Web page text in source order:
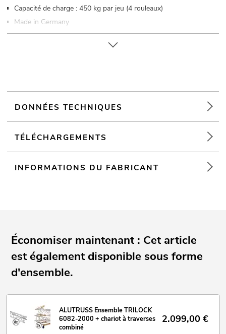
Capacité de charge : 450 kg par jeu (4 rouleaux)
Made in Germany
Vous trouverez de plus amples informations sur ce produit
dans la rubrique « Téléchargements » de la fiche technique
DONNÉES TECHNIQUES
TÉLÉCHARGEMENTS
INFORMATIONS DU FABRICANT
Économiser maintenant : Cet article
est également disponible sous forme
d'ensemble.
ALUTRUSS Ensemble TRILOCK
6082-2000 + chariot à traverses
combiné
2.099,00 €